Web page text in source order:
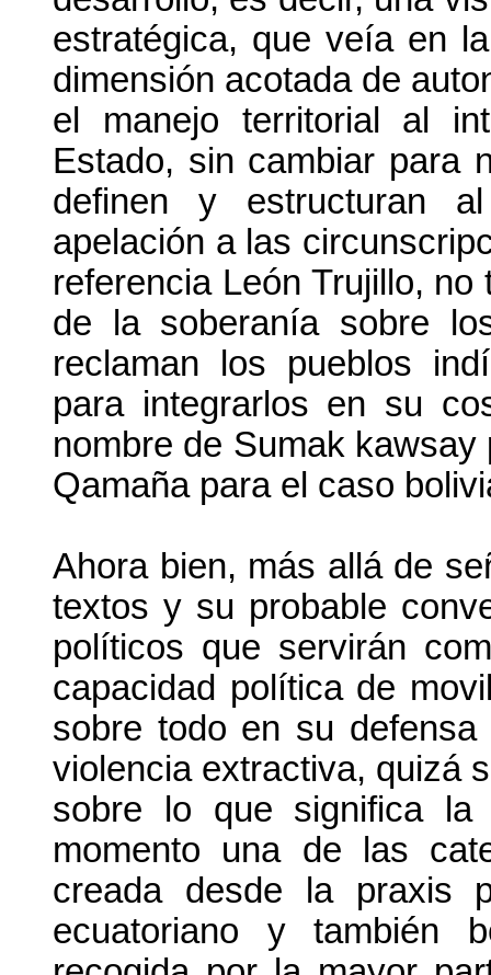
estratégica, que veía en
dimensión acotada de
el manejo territorial al
Estado, sin cambiar para
definen y estructuran
apelación a las
referencia León Trujillo,
de la soberanía sobre
reclaman los pueblos
para integrarlos en su
nombre de Sumak
Qamaña para el caso
Ahora bien, más allá de
textos y su probable
políticos que servirán
capacidad política de
sobre todo en su
violencia extractiva, quizá
sobre lo que significa la
momento una de las
creada desde la praxis
ecuatoriano y también